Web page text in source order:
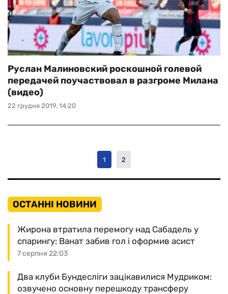
22 грудня 2019, 14:20
Руслан Малиновский роскошной голевой
передачей поучаствовал в разгроме Милана
(видео)
1 2
ОСТАННІ НОВИНИ
7 серпня 22:03
Жирона втратила перемогу над Сабадель у
спарингу: Ванат забив гол і оформив асист
Два клуби Бундесліги зацікавилися Мудриком:
озвучено основну перешкоду трансферу